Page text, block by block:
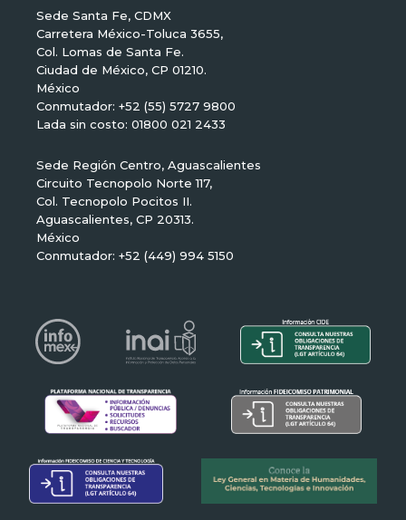
Sede Santa Fe, CDMX
Carretera México-Toluca 3655,
Col. Lomas de Santa Fe.
Ciudad de México, CP 01210.
México
Conmutador: +52 (55) 5727 9800
Lada sin costo: 01800 021 2433
Sede Región Centro, Aguascalientes
Circuito Tecnopolo Norte 117,
Col. Tecnopolo Pocitos II.
Aguascalientes, CP 20313.
México
Conmutador: +52 (449) 994 5150